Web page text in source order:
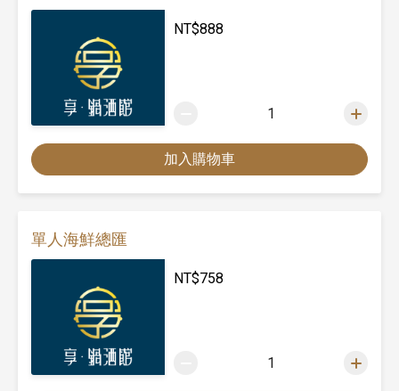
NT$888
1
加入購物車
單人海鮮總匯
NT$758
1